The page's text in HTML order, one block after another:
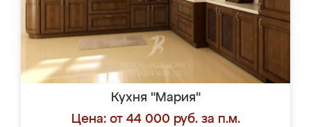
Кухня "Мария"
Цена: от 44 000 руб. за п.м.